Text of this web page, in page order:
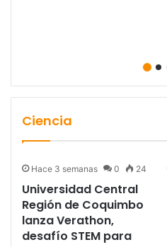
Ciencia
Hace 3 semanas 0 24
Universidad Central
Región de Coquimbo
lanza Verathon,
desafío STEM para